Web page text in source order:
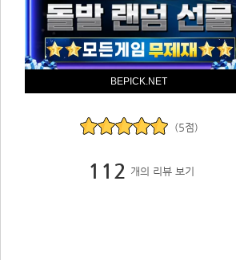
BEPICK.NET
(5점)
112 개의 리뷰 보기